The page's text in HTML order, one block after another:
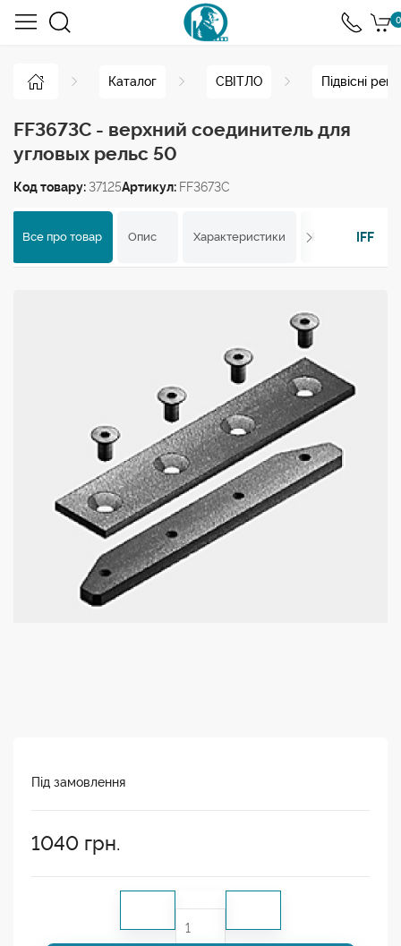
0
Каталог СВІТЛО Підвісні
FF3673C - верхний соединитель для
угловых рельс 50
Код товару: 37125Артикул: FF3673C
Все про товар Опис Характеристики Відгуки IFF
Під замовлення
1040 грн.